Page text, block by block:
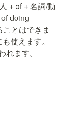
+ of + 名詞/動
doing
とはできま
使えます。
ます。